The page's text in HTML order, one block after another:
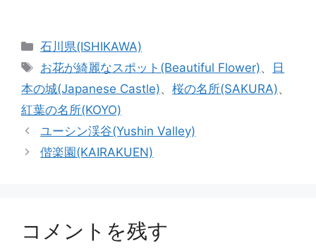
カ
テ
リ
ー
石川県(ISHIKAWA)
タ
グ
お花が綺麗なスポット(Beautiful Flower)、
日
本の城(Japanese Castle)、 桜の名所(SAKURA)、
紅葉の名所(KOYO)
ユーシン渓谷(Yushin Valley)
偕楽園(KAIRAKUEN)
コメントを残す